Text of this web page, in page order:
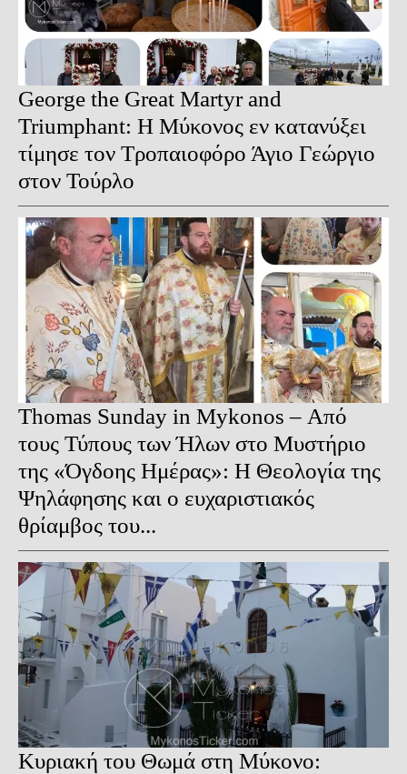
George the Great Martyr and
Triumphant: Η Μύκονος εν κατανύξει
τίμησε τον Τροπαιοφόρο Άγιο Γεώργιο
στον Τούρλο
Thomas Sunday in Mykonos – Από
τους Τύπους των Ήλων στο Μυστήριο
της «Όγδοης Ημέρας»: Η Θεολογία της
Ψηλάφησης και ο ευχαριστιακός
θρίαμβος του...
Κυριακή του Θωμά στη Μύκονο: